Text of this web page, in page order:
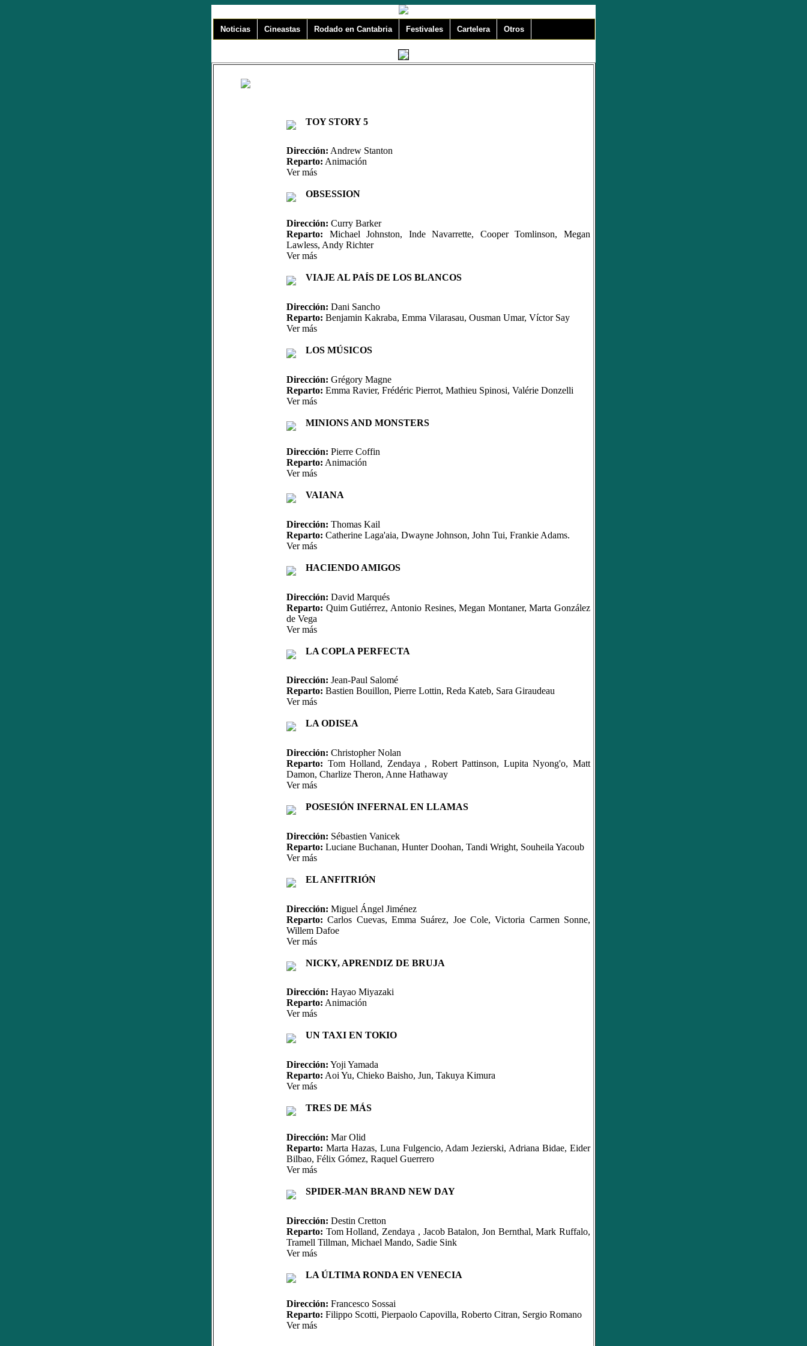
Noticias Cineastas Rodado en Cantabria Festivales Cartelera Otros
TOY STORY 5
Dirección: Andrew Stanton
Reparto: Animación
Ver más
OBSESSION
Dirección: Curry Barker
Reparto: Michael Johnston, Inde Navarrette, Cooper Tomlinson, Megan
Lawless, Andy Richter
Ver más
VIAJE AL PAÍS DE LOS BLANCOS
Dirección: Dani Sancho
Reparto: Benjamin Kakraba, Emma Vilarasau, Ousman Umar, Víctor Say
Ver más
LOS MÚSICOS
Dirección: Grégory Magne
Reparto: Emma Ravier, Frédéric Pierrot, Mathieu Spinosi, Valérie Donzelli
Ver más
MINIONS AND MONSTERS
Dirección: Pierre Coffin
Reparto: Animación
Ver más
VAIANA
Dirección: Thomas Kail
Reparto: Catherine Laga'aia, Dwayne Johnson, John Tui, Frankie Adams.
Ver más
HACIENDO AMIGOS
Dirección: David Marqués
Reparto: Quim Gutiérrez, Antonio Resines, Megan Montaner, Marta González
de Vega
Ver más
LA COPLA PERFECTA
Dirección: Jean-Paul Salomé
Reparto: Bastien Bouillon, Pierre Lottin, Reda Kateb, Sara Giraudeau
Ver más
LA ODISEA
Dirección: Christopher Nolan
Reparto: Tom Holland, Zendaya , Robert Pattinson, Lupita Nyong'o, Matt
Damon, Charlize Theron, Anne Hathaway
Ver más
POSESIÓN INFERNAL EN LLAMAS
Dirección: Sébastien Vanicek
Reparto: Luciane Buchanan, Hunter Doohan, Tandi Wright, Souheila Yacoub
Ver más
EL ANFITRIÓN
Dirección: Miguel Ángel Jiménez
Reparto: Carlos Cuevas, Emma Suárez, Joe Cole, Victoria Carmen Sonne,
Willem Dafoe
Ver más
NICKY, APRENDIZ DE BRUJA
Dirección: Hayao Miyazaki
Reparto: Animación
Ver más
UN TAXI EN TOKIO
Dirección: Yoji Yamada
Reparto: Aoi Yu, Chieko Baisho, Jun, Takuya Kimura
Ver más
TRES DE MÁS
Dirección: Mar Olid
Reparto: Marta Hazas, Luna Fulgencio, Adam Jezierski, Adriana Bidae, Eider
Bilbao, Félix Gómez, Raquel Guerrero
Ver más
SPIDER-MAN BRAND NEW DAY
Dirección: Destin Cretton
Reparto: Tom Holland, Zendaya , Jacob Batalon, Jon Bernthal, Mark Ruffalo,
Tramell Tillman, Michael Mando, Sadie Sink
Ver más
LA ÚLTIMA RONDA EN VENECIA
Dirección: Francesco Sossai
Reparto: Filippo Scotti, Pierpaolo Capovilla, Roberto Citran, Sergio Romano
Ver más